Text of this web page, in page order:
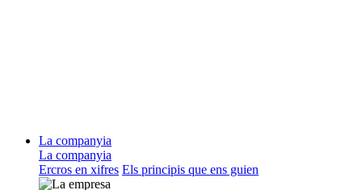
La companyia
La companyia
Ercros en xifres Els principis que ens guien